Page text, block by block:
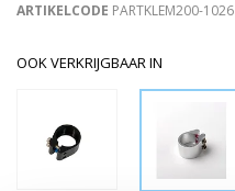
ARTIKELCODE PARTKLEM200-1026
OOK VERKRIJGBAAR IN